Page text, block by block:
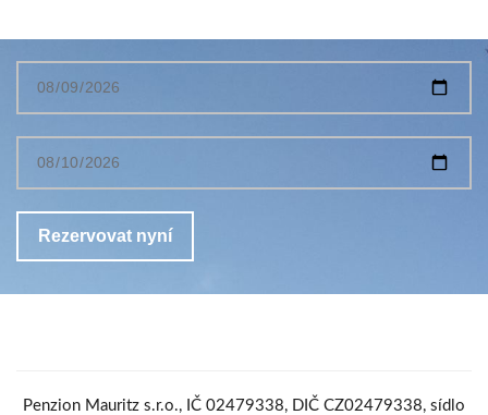
Penzion Mauritz s.r.o., IČ 02479338, DIČ CZ02479338, sídlo